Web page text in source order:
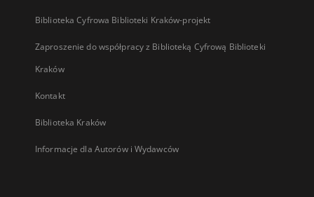
Biblioteka Cyfrowa Biblioteki Kraków-projekt
Zaproszenie do współpracy z Biblioteką Cyfrową Biblioteki
Kraków
Kontakt
Biblioteka Kraków
Informacje dla Autorów i Wydawców